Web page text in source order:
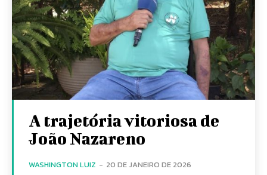
A trajetória vitoriosa de
João Nazareno
WASHINGTON LUIZ - 20 DE JANEIRO DE 2026